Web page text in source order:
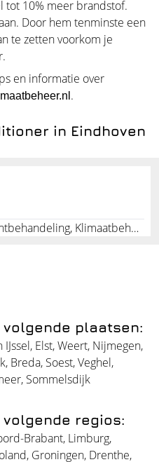
tot 10% meer brandstof.
Door hem tenminste een
te zetten voorkom je
en informatie over
.
in Eindhoven
Energiezuinig, Enverter, Luchtbehandeling, Klimaatbehandeling, Luchtverwarming
plaatsen:
, Elst,Weert, Nijmegen,
, Breda, Soest,Veghel,
, Sommelsdijk
regios:
Brabant, Limburg,
, Groningen, Drenthe,